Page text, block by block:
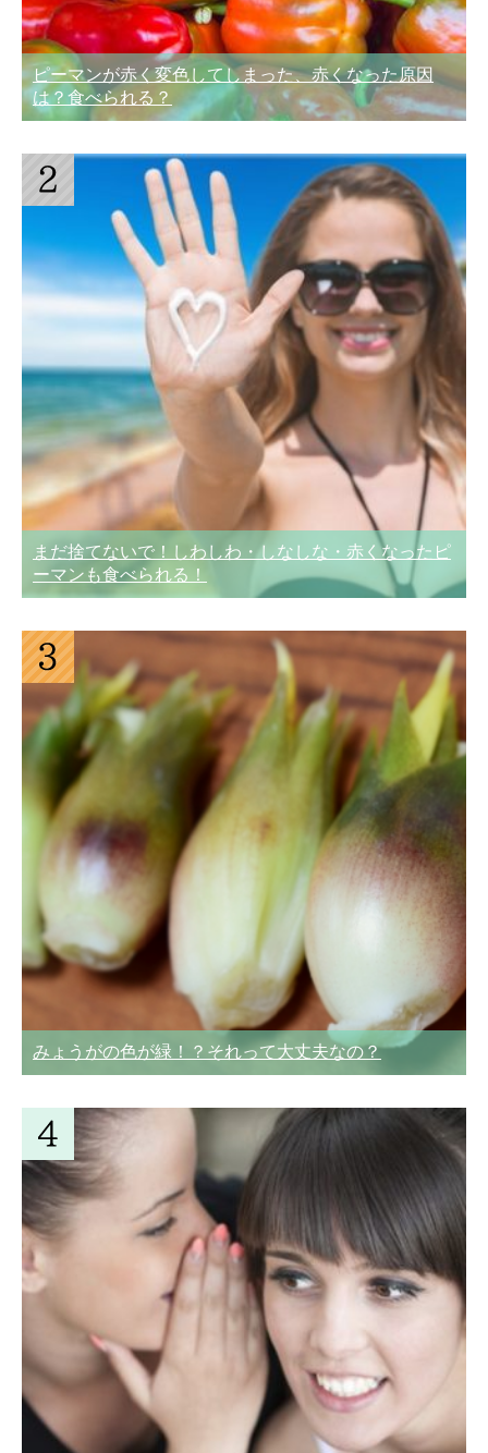
ピーマンが赤く変色してしまった、赤くなった原因
は？食べられる？
まだ捨てないで！しわしわ・しなしな・赤くなったピ
ーマンも食べられる！
みょうがの色が緑！？それって大丈夫なの？